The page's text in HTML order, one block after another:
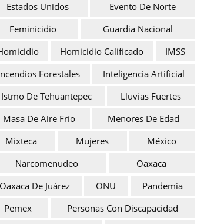
Estados Unidos
Evento De Norte
Feminicidio
Guardia Nacional
Homicidio Calificado
IMSS
Forestales
Inteligencia Artificial
Istmo De Tehuantepec
Lluvias Fuertes
Masa De Aire Frío
Menores De Edad
Mixteca
Mujeres
México
Narcomenudeo
Oaxaca
Oaxaca De Juárez
ONU
Pandemia
Pemex
Personas Con Discapacidad